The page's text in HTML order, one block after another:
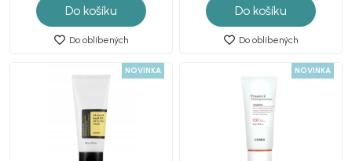
Do košíku
Do oblíbených
Do košíku
Do oblíbených
NOVINKA NOVINKA